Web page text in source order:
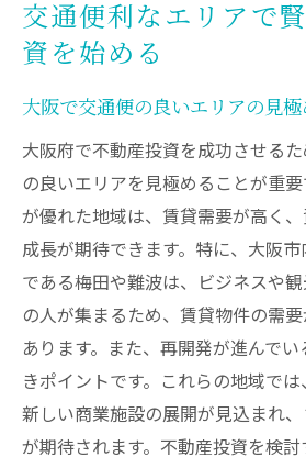
交通便利なエリアで
資を始める
大阪で交通便の良いエリアの見極
大阪府で不動産投資を成功させる
の良いエリアを見極めることが重
が優れた地域は、賃貸需要が高く
成長が期待できます。特に、大阪
である梅田や難波は、ビジネスや
の人が集まるため、賃貸物件の需
あります。また、再開発が進んで
きポイントです。これらの地域で
新しい商業施設の展開が見込まれ
が期待されます。不動産投資を検